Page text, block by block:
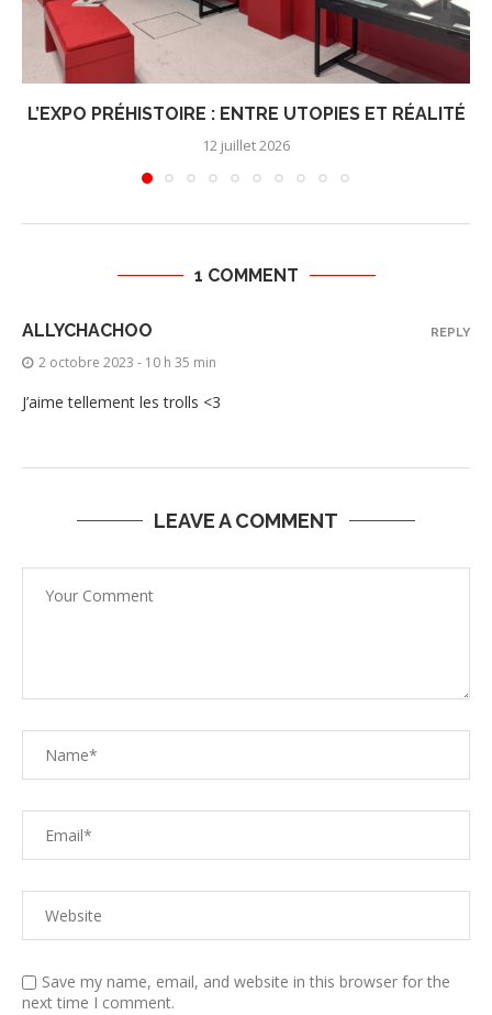
L’EXPO PRÉHISTOIRE : ENTRE UTOPIES ET RÉALITÉ
12 juillet 2026
1 COMMENT
ALLYCHACHOO
2 octobre 2023 - 10 h 35 min
J’aime tellement les trolls <3
REPLY
LEAVE A COMMENT
Save my name, email, and website in this browser for the
next time I comment.